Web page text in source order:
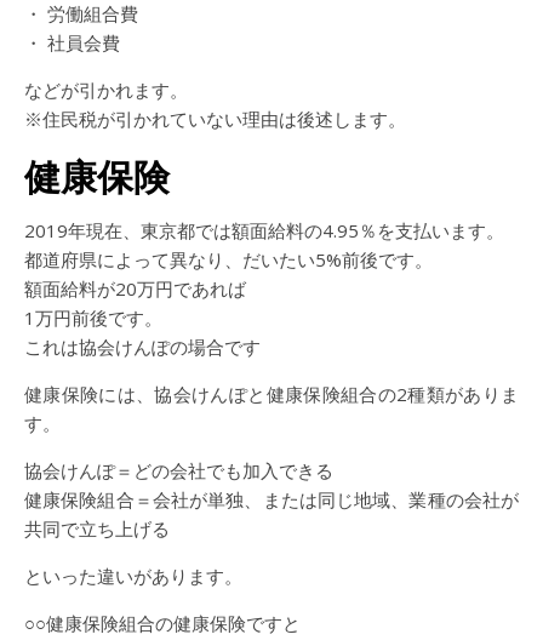
・ 労働組合費
・ 社員会費
などが引かれます。
※住民税が引かれていない理由は後述します。
健康保険
2019年現在、東京都では額面給料の4.95％を支払います。
都道府県によって異なり、だいたい5%前後です。
額面給料が20万円であれば
1万円前後です。
これは協会けんぽの場合です
健康保険には、協会けんぽと健康保険組合の2種類がありま
す。
協会けんぽ＝どの会社でも加入できる
健康保険組合＝会社が単独、または同じ地域、業種の会社が
共同で立ち上げる
といった違いがあります。
○○健康保険組合の健康保険ですと